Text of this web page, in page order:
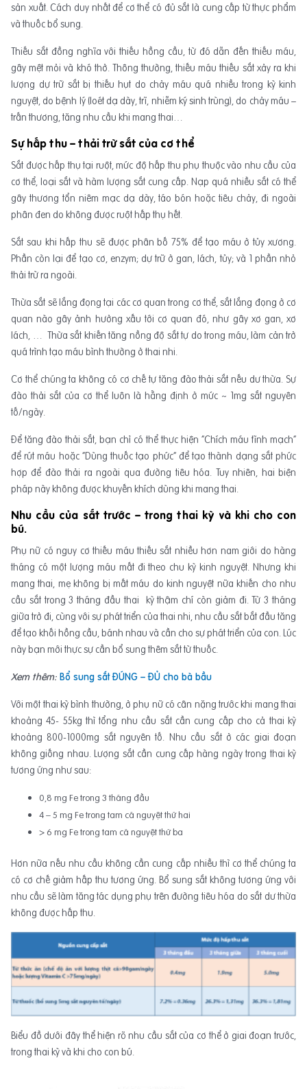
sản xuất. Cách duy nhất để cơ thể có đủ sắt là cung cấp từ thực phẩm
và thuốc bổ sung.
Thiếu sắt đồng nghĩa với thiếu hồng cầu, từ đó dẫn đến thiếu máu,
gây mệt mỏi và khó thở. Thông thường, thiếu máu thiếu sắt xảy ra khi
lượng dự trữ sắt bị thiếu hụt do chảy máu quá nhiều trong kỳ kinh
nguyệt, do bệnh lý (loét dạ dày, trĩ, nhiễm ký sinh trùng), do chảy máu –
trấn thương, tăng nhu cầu khi mang thai…
Sự hấp thu – thải trừ sắt của cơ thể
Sắt được hấp thụ tại ruột, mức độ hấp thu phụ thuộc vào nhu cầu của
cơ thể, loại sắt và hàm lượng sắt cung cấp. Nạp quá nhiều sắt có thể
gây thương tổn niêm mạc dạ dày, táo bón hoặc tiêu chảy, đi ngoài
phân đen do không được ruột hấp thụ hết.
Sắt sau khi hấp thu sẽ được phân bố 75% để tạo máu ở tủy xương.
Phần còn lại để tạo cơ, enzym; dự trữ ở gan, lách, tủy; và 1 phần nhỏ
thải trừ ra ngoài.
Thừa sắt sẽ lắng đọng tại các cơ quan trong cơ thể, sắt lắng đọng ở cơ
quan nào gây ảnh hưởng xấu tới cơ quan đó, như gây xơ gan, xơ
lách, … Thừa sắt khiến tăng nồng độ sắt tự do trong máu, làm cản trở
quá trình tạo máu bình thường ở thai nhi.
Cơ thể chúng ta không có cơ chế tự tăng đào thải sắt nếu dư thừa. Sự
đào thải sắt của cơ thể luôn là hằng định ở mức ~ 1mg sắt nguyên
tố/ngày.
Để tăng đào thải sắt, bạn chỉ có thể thực hiện “Chích máu tĩnh mạch”
để rút máu hoặc “Dùng thuốc tạo phức” để tạo thành dạng sắt phức
hợp để đào thải ra ngoài qua đường tiêu hóa. Tuy nhiên, hai biện
pháp này không được khuyến khích dùng khi mang thai.
Nhu cầu của sắt trước – trong thai kỳ và khi cho con
bú.
Phụ nữ có nguy cơ thiếu máu thiếu sắt nhiều hơn nam giới do hàng
tháng có một lượng máu mất đi theo chu kỳ kinh nguyệt. Nhưng khi
mang thai, mẹ không bị mất máu do kinh nguyệt nữa khiến cho nhu
cầu sắt trong 3 tháng đầu thai kỳ thậm chí còn giảm đi. Từ 3 tháng
giữa trở đi, cùng với sự phát triển của thai nhi, nhu cầu sắt bắt đầu tăng
để tạo khối hồng cầu, bánh nhau và cần cho sự phát triển của con. Lúc
này bạn mới thực sự cần bổ sung thêm sắt từ thuốc.
Xem thêm: Bổ sung sắt ĐÚNG – ĐỦ cho bà bầu
Với một thai kỳ bình thường, ở phụ nữ có cân nặng trước khi mang thai
khoảng 45- 55kg thì tổng nhu cầu sắt cần cung cấp cho cả thai kỳ
khoảng 800-1000mg sắt nguyên tố. Nhu cầu sắt ở các giai đoạn
không giống nhau. Lượng sắt cần cung cấp hàng ngày trong thai kỳ
tương ứng như sau:
0,8 mg Fe trong 3 tháng đầu
4 – 5 mg Fe trong tam cá nguyệt thứ hai
> 6 mg Fe trong tam cá nguyệt thứ ba
Hơn nữa nếu nhu cầu không cần cung cấp nhiều thì cơ thể chúng ta
có cơ chế giảm hấp thu tương ứng. Bổ sung sắt không tương ứng với
nhu cầu sẽ làm tăng tác dụng phụ trên đường tiêu hóa do sắt dư thừa
không được hấp thu.
Biểu đồ dưới đây thể hiện rõ nhu cầu sắt của cơ thể ở giai đoạn trước,
trong thai kỳ và khi cho con bú.